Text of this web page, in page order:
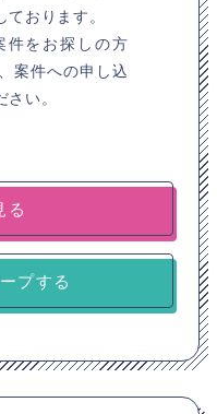
おります。
件をお探しの方
案件への申し込
い。
る
プする